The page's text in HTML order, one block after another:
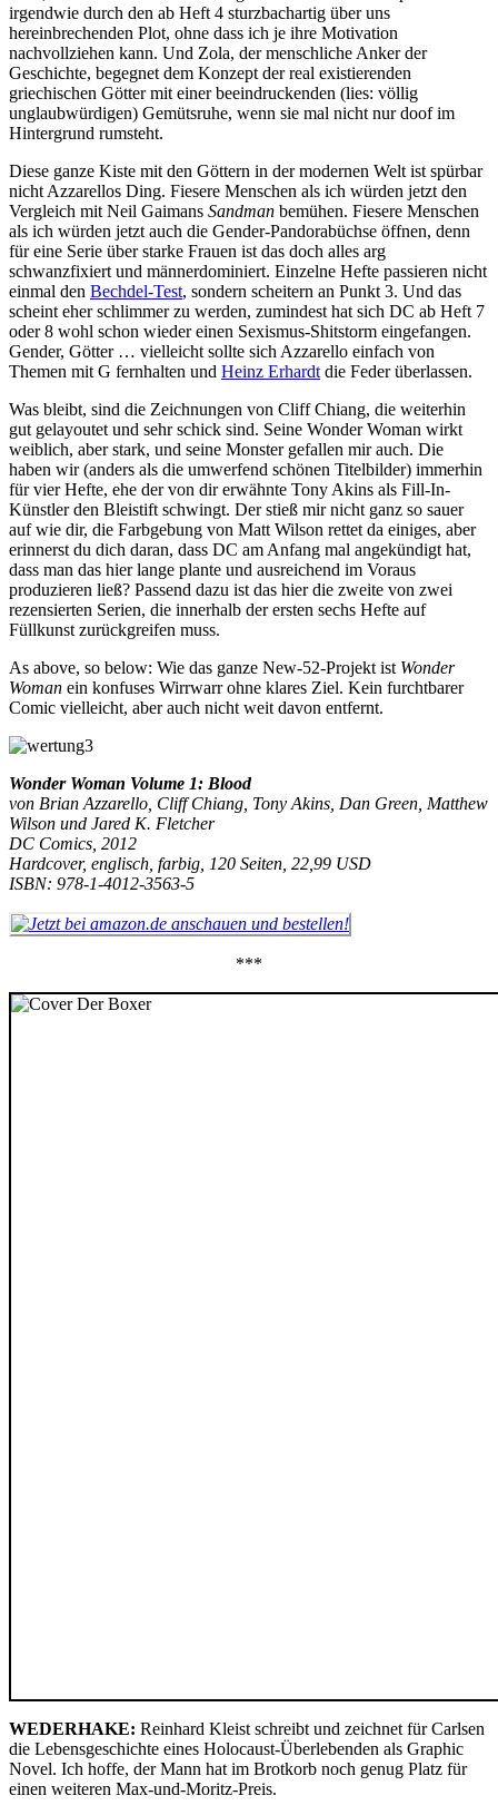
irgendwie durch den ab Heft 4 sturzbachartig über uns
hereinbrechenden Plot, ohne dass ich je ihre Motivation
nachvollziehen kann. Und Zola, der menschliche Anker der
Geschichte, begegnet dem Konzept der real existierenden
griechischen Götter mit einer beeindruckenden (lies: völlig
unglaubwürdigen) Gemütsruhe, wenn sie mal nicht nur doof im
Hintergrund rumsteht.
Diese ganze Kiste mit den Göttern in der modernen Welt ist spürbar
nicht Azzarellos Ding. Fiesere Menschen als ich würden jetzt den
Vergleich mit Neil Gaimans Sandman bemühen. Fiesere Menschen
als ich würden jetzt auch die Gender-Pandorabüchse öffnen, denn
für eine Serie über starke Frauen ist das doch alles arg
schwanzfixiert und männerdominiert. Einzelne Hefte passieren nicht
einmal den Bechdel-Test, sondern scheitern an Punkt 3. Und das
scheint eher schlimmer zu werden, zumindest hat sich DC ab Heft 7
oder 8 wohl schon wieder einen Sexismus-Shitstorm eingefangen.
Gender, Götter … vielleicht sollte sich Azzarello einfach von
Themen mit G fernhalten und Heinz Erhardt die Feder überlassen.
Was bleibt, sind die Zeichnungen von Cliff Chiang, die weiterhin
gut gelayoutet und sehr schick sind. Seine Wonder Woman wirkt
weiblich, aber stark, und seine Monster gefallen mir auch. Die
haben wir (anders als die umwerfend schönen Titelbilder) immerhin
für vier Hefte, ehe der von dir erwähnte Tony Akins als Fill-In-
Künstler den Bleistift schwingt. Der stieß mir nicht ganz so sauer
auf wie dir, die Farbgebung von Matt Wilson rettet da einiges, aber
erinnerst du dich daran, dass DC am Anfang mal angekündigt hat,
dass man das hier lange plante und ausreichend im Voraus
produzieren ließ? Passend dazu ist das hier die zweite von zwei
rezensierten Serien, die innerhalb der ersten sechs Hefte auf
Füllkunst zurückgreifen muss.
As above, so below: Wie das ganze New-52-Projekt ist Wonder
Woman ein konfuses Wirrwarr ohne klares Ziel. Kein furchtbarer
Comic vielleicht, aber auch nicht weit davon entfernt.
Wonder Woman Volume 1: Blood
von Brian Azzarello, Cliff Chiang, Tony Akins, Dan Green, Matthew
Wilson und Jared K. Fletcher
DC Comics, 2012
Hardcover, englisch, farbig, 120 Seiten, 22,99 USD
ISBN: 978-1-4012-3563-5
***
WEDERHAKE: Reinhard Kleist schreibt und zeichnet für Carlsen
die Lebensgeschichte eines Holocaust-Überlebenden als Graphic
Novel. Ich hoffe, der Mann hat im Brotkorb noch genug Platz für
einen weiteren Max-und-Moritz-Preis.